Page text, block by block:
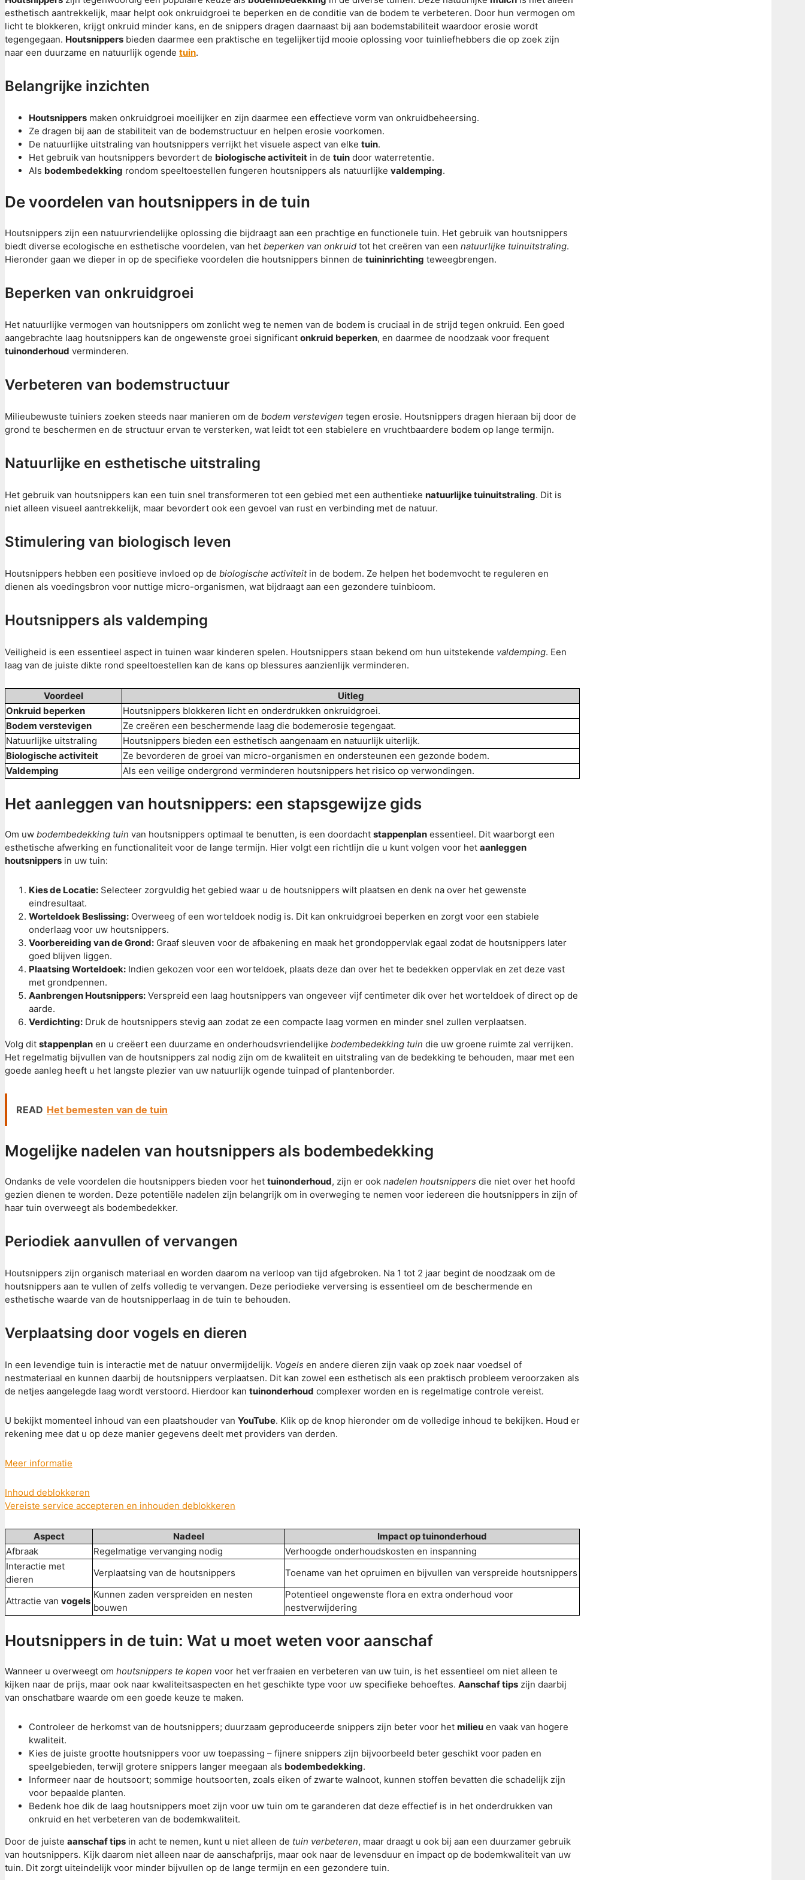
esthetisch aantrekkelijk, maar helpt ook onkruidgroei te beperken en de conditie van de bodem te verbeteren. Door hun vermogen om
licht te blokkeren, krijgt onkruid minder kans, en de snippers dragen daarnaast bij aan bodemstabiliteit waardoor erosie wordt
tegengegaan. Houtsnippers bieden daarmee een praktische en tegelijkertijd mooie oplossing voor tuinliefhebbers die op zoek zijn
naar een duurzame en natuurlijk ogende tuin.
Belangrijke inzichten
Houtsnippers maken onkruidgroei moeilijker en zijn daarmee een effectieve vorm van onkruidbeheersing.
Ze dragen bij aan de stabiliteit van de bodemstructuur en helpen erosie voorkomen.
De natuurlijke uitstraling van houtsnippers verrijkt het visuele aspect van elke tuin.
Het gebruik van houtsnippers bevordert de biologische activiteit in de tuin door waterretentie.
Als bodembedekking rondom speeltoestellen fungeren houtsnippers als natuurlijke valdemping.
De voordelen van houtsnippers in de tuin
Houtsnippers zijn een natuurvriendelijke oplossing die bijdraagt aan een prachtige en functionele tuin. Het gebruik van houtsnippers
biedt diverse ecologische en esthetische voordelen, van het beperken van onkruid tot het creëren van een natuurlijke tuinuitstraling.
Hieronder gaan we dieper in op de specifieke voordelen die houtsnippers binnen de tuininrichting teweegbrengen.
Beperken van onkruidgroei
Het natuurlijke vermogen van houtsnippers om zonlicht weg te nemen van de bodem is cruciaal in de strijd tegen onkruid. Een goed
aangebrachte laag houtsnippers kan de ongewenste groei significant onkruid beperken, en daarmee de noodzaak voor frequent
tuinonderhoud verminderen.
Verbeteren van bodemstructuur
Milieubewuste tuiniers zoeken steeds naar manieren om de bodem verstevigen tegen erosie. Houtsnippers dragen hieraan bij door de
grond te beschermen en de structuur ervan te versterken, wat leidt tot een stabielere en vruchtbaardere bodem op lange termijn.
Natuurlijke en esthetische uitstraling
Het gebruik van houtsnippers kan een tuin snel transformeren tot een gebied met een authentieke natuurlijke tuinuitstraling. Dit is
niet alleen visueel aantrekkelijk, maar bevordert ook een gevoel van rust en verbinding met de natuur.
Stimulering van biologisch leven
Houtsnippers hebben een positieve invloed op de biologische activiteitin de bodem. Ze helpen het bodemvocht te reguleren en
dienen als voedingsbron voor nuttige micro-organismen, wat bijdraagt aan een gezondere tuinbioom.
Houtsnippers als valdemping
Veiligheid is een essentieel aspect in tuinen waar kinderen spelen. Houtsnippers staan bekend om hun uitstekende valdemping. Een
laag van de juiste dikte rond speeltoestellen kan de kans op blessures aanzienlijk verminderen.
Voordeel
Uitleg
Onkruid beperken
Houtsnippers blokkeren licht en onderdrukken onkruidgroei.
Bodem verstevigen
Ze creëren een beschermende laag die bodemerosie tegengaat.
Natuurlijke uitstraling
Houtsnippers bieden een esthetisch aangenaam en natuurlijk uiterlijk.
Biologische activiteit
Ze bevorderen de groei van micro-organismen en ondersteunen een gezonde bodem.
Valdemping
Als een veilige ondergrond verminderen houtsnippers het risico op verwondingen.
Het aanleggen van houtsnippers: een stapsgewijze gids
Om uw bodembedekking tuin van houtsnippers optimaal te benutten, is een doordacht stappenplan essentieel. Dit waarborgt een
esthetische afwerking en functionaliteit voor de lange termijn. Hier volgt een richtlijn die u kunt volgen voor het aanleggen
houtsnippers in uw tuin:
Kies de Locatie: Selecteer zorgvuldig het gebied waar u de houtsnippers wilt plaatsen en denk na over het gewenste
eindresultaat.
Worteldoek Beslissing: Overweeg of een worteldoek nodig is. Dit kan onkruidgroei beperken en zorgt voor een stabiele
onderlaag voor uw houtsnippers.
Voorbereiding van de Grond: Graaf sleuven voor de afbakening en maak het grondoppervlak egaal zodat de houtsnippers later
goed blijven liggen.
Plaatsing Worteldoek: Indien gekozen voor een worteldoek, plaats deze dan over het te bedekken oppervlak en zet deze vast
met grondpennen.
Aanbrengen Houtsnippers: Verspreid een laag houtsnippers van ongeveer vijf centimeter dik over het worteldoek of direct op de
aarde.
Verdichting: Druk de houtsnippers stevig aan zodat ze een compacte laag vormen en minder snel zullen verplaatsen.
Volg dit stappenplan en u creëert een duurzame en onderhoudsvriendelijke bodembedekking tuin die uw groene ruimte zal verrijken.
Het regelmatig bijvullen van de houtsnippers zal nodig zijn om de kwaliteit en uitstraling van de bedekking te behouden, maar met een
goede aanleg heeft u het langste plezier van uw natuurlijk ogende tuinpad of plantenborder.
READ Het bemesten van de tuin
Mogelijke nadelen van houtsnippers als bodembedekking
Ondanks de vele voordelen die houtsnippers bieden voor het tuinonderhoud, zijn er ook nadelen houtsnippers die niet over het hoofd
gezien dienen te worden. Deze potentiële nadelen zijn belangrijk om in overweging te nemen voor iedereen die houtsnippers in zijn of
haar tuin overweegt als bodembedekker.
Periodiek aanvullen of vervangen
Houtsnippers zijn organisch materiaal en worden daarom na verloop van tijd afgebroken. Na 1 tot 2 jaar begint de noodzaak om de
houtsnippers aan te vullen of zelfs volledig te vervangen. Deze periodieke verversing is essentieel om de beschermende en
esthetische waarde van de houtsnipperlaag in de tuin te behouden.
Verplaatsing door vogels en dieren
In een levendige tuin is interactie met de natuur onvermijdelijk. Vogels en andere dieren zijn vaak op zoek naar voedsel of
nestmateriaal en kunnen daarbij de houtsnippers verplaatsen. Dit kan zowel een esthetisch als een praktisch probleem veroorzaken als
de netjes aangelegde laag wordt verstoord. Hierdoor kan tuinonderhoud complexer worden en is regelmatige controle vereist.
U bekijkt momenteel inhoud van een plaatshouder van YouTube. Klik op de knop hieronder om de volledige inhoud te bekijken. Houd er
rekening mee dat u op deze manier gegevens deelt met providers van derden.
Meer informatie
Inhoud deblokkeren
Vereiste service accepteren en inhouden deblokkeren
Aspect Nadeel
Impact op tuinonderhoud
Afbraak
Regelmatige vervanging nodig
Verhoogde onderhoudskosten en inspanning
Interactie met
dieren
Verplaatsing van de houtsnippers Toename van het opruimen en bijvullen van verspreide houtsnippers
Attractie van vogels
Kunnen zaden verspreiden en nesten
bouwen
Potentieel ongewenste flora en extra onderhoud voor
nestverwijdering
Houtsnippers in de tuin: Wat u moet weten voor aanschaf
Wanneer u overweegt om houtsnippers te kopen voor het verfraaien en verbeteren van uw tuin, is het essentieel om niet alleen te
kijken naar de prijs, maar ook naar kwaliteitsaspecten en het geschikte type voor uw specifieke behoeftes. Aanschaf tips zijn daarbij
van onschatbare waarde om een goede keuze te maken.
Controleer de herkomst van de houtsnippers; duurzaam geproduceerde snippers zijn beter voor het milieu en vaak van hogere
kwaliteit.
Kies de juiste grootte houtsnippers voor uw toepassing – fijnere snippers zijn bijvoorbeeld beter geschikt voor paden en
speelgebieden, terwijl grotere snippers langer meegaan als bodembedekking.
Informeer naar de houtsoort; sommige houtsoorten, zoals eiken of zwarte walnoot, kunnen stoffen bevatten die schadelijk zijn
voor bepaalde planten.
Bedenk hoe dik de laag houtsnippers moet zijn voor uw tuin om te garanderen dat deze effectief is in het onderdrukken van
onkruid en het verbeteren van de bodemkwaliteit.
Door de juiste aanschaf tips in acht te nemen, kunt u niet alleen de tuin verbeteren, maar draagt u ook bij aan een duurzamer gebruik
van houtsnippers. Kijk daarom niet alleen naar de aanschafprijs, maar ook naar de levensduur en impact op de bodemkwaliteit van uw
tuin. Dit zorgt uiteindelijk voor minder bijvullen op de lange termijn en een gezondere tuin.